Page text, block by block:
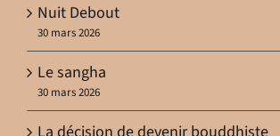
Nuit Debout
30 mars 2026
Le sangha
30 mars 2026
La décision de devenir bouddhiste